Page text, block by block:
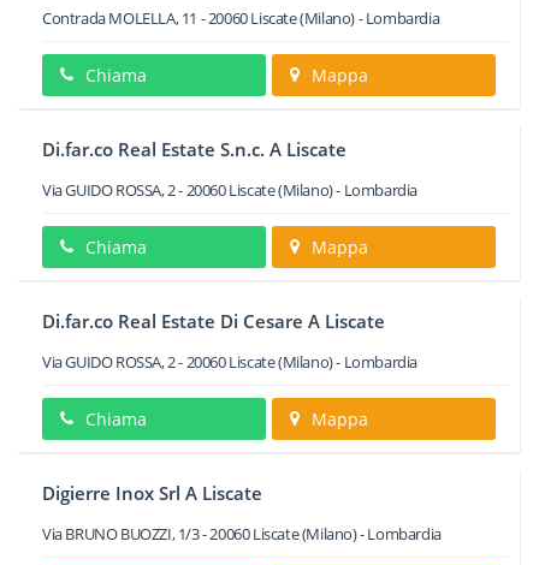
Contrada MOLELLA, 11 -20060Liscate(Milano) -Lombardia
Chiama Mappa
Di.far.co Real Estate S.n.c. A Liscate
Via GUIDO ROSSA, 2-20060Liscate(Milano) - Lombardia
Chiama Mappa
Di.far.co Real Estate Di Cesare A Liscate
Via GUIDO ROSSA, 2-20060Liscate(Milano) - Lombardia
Chiama Mappa
Digierre Inox Srl A Liscate
Via BRUNO BUOZZI, 1/3-20060Liscate(Milano) -Lombardia